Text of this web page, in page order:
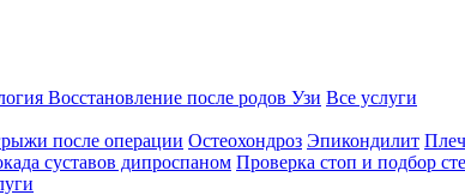
Восстановление после родов Узи Все услуги
после операции Остеохондроз Эпикондилит
суставов дипроспаном Проверка стоп и подбор